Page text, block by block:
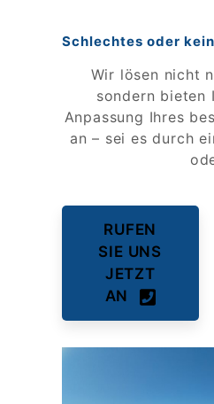
Schlechtes oder
Wir lösen nicht
sondern bieten
Anpassung Ihres
an – sei es durch
RUFEN
SIE UNS
JETZT
AN